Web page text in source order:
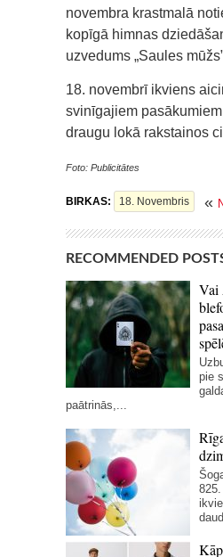
novembra krastmalā
kopīgā himnas
uzvedums „Saules
18. novembrī ikviens
svinīgajiem
draugu lokā rakstainos
Foto: Publicitātes
BIRKAS: 18. Novembris «
RECOMMENDED
Vai
pie
paātrinās,...